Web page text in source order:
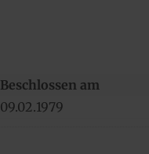
Beschlossen am
09.​02.​1979